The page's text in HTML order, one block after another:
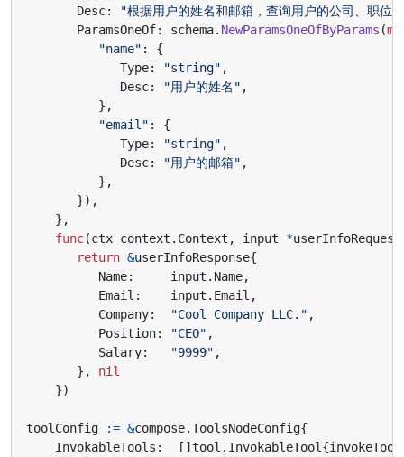
Desc:
"根据用户的姓名和邮箱，查询用户的公司、职位
ParamsOneOf: schema. NewParamsOneOfByParams (
"name" :
{
Type: "string" ,
Desc: "用户的姓名" ,
},
"email" :
{
Type: "string" ,
Desc: "用户的邮箱" ,
},
}),
},
func(ctx context . Context , input *userInfoRequest
return &userInfoResponse{
Name: input . Name,
Email : input . Email ,
Company: "Cool Company LLC." ,
Position: "CEO" ,
Salary: "9999" ,
},
nil
})
toolConfig := &compose.ToolsNodeConfig{
InvokableTools : [] tool . InvokableTool {invokeTool